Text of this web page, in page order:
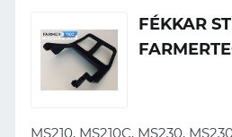
FÉKKAR
MS210, MS210C, MS230,